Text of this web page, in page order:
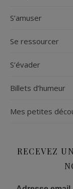
S’amuser
Se ressourcer
S’évader
Billets d’humeur
Mes petites
RECEVEZ